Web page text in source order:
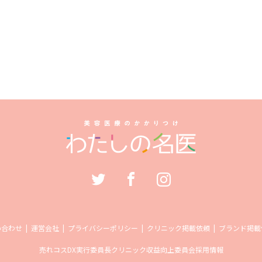
わせ 運営会社 プライバシーポリシー クリニック掲載依頼 ブランド掲
売れコスDX実行委員長クリニック収益向上委員会採用情報